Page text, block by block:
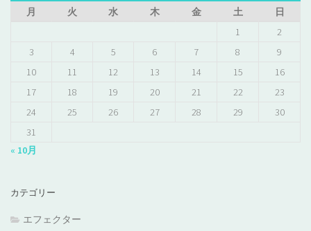
月
火 水 木 金 土
日
1
2
3
4 5 6 7 8
9
10
11 12 13 14 15
16
17
18 19 20 21 22
23
24
25 26 27 28 29
30
31
« 10月
カテゴリー
エフェクター